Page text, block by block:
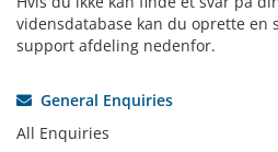
vidensdatabase kan du oprette en
support afdeling nedenfor.
General Enquiries
All Enquiries